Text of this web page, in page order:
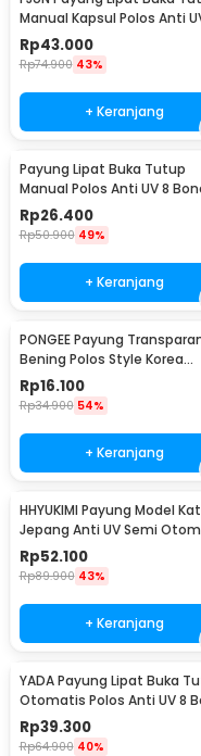
Manual Kapsul Polos Anti
Bone 87cm - PAS341
Rp43.000
Rp74.900 43%
+ Keranjang
Payung Lipat Buka Tutup
Manual Polos Anti UV 8
95cm - UM162
Rp26.400
Rp50.900 49%
+ Keranjang
PONGEE Payung
Bening Polos Style Korea
Jepang 8 Bone 90cm - P077
Rp16.100
Rp34.900 54%
+ Keranjang
HHYUKIMI Payung Model
Jepang Anti UV Semi
8 Bone 103cm - AA415
Rp52.100
Rp89.900 43%
+ Keranjang
YADA Payung Lipat Buka
Otomatis Polos Anti UV 8
96cm - YD98
Rp39.300
Rp64.900 40%